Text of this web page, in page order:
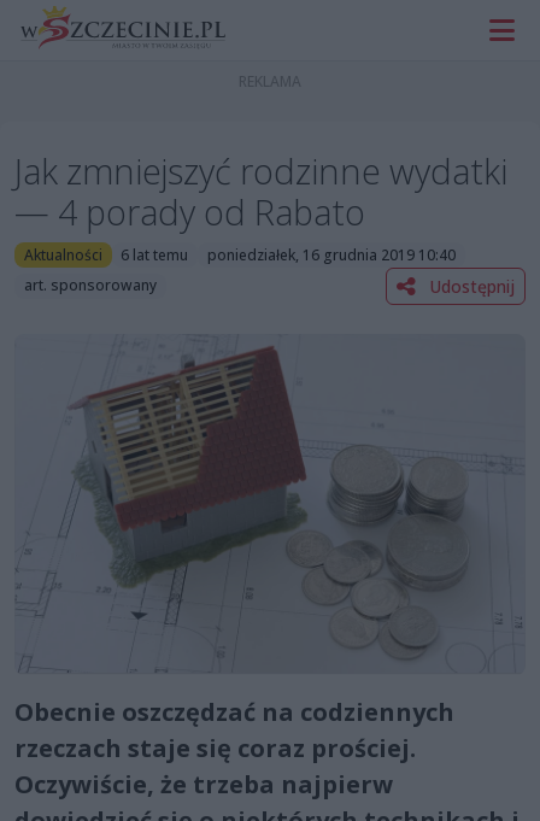
Jak zmniejszyć rodzinne wydatki
— 4 porady od Rabato
Aktualności 6 lat temu
poniedziałek, 16 grudnia 2019 10:40
art. sponsorowany
Udostępnij
Obecnie oszczędzać na codziennych
rzeczach staje się coraz prościej.
Oczywiście, że trzeba najpierw